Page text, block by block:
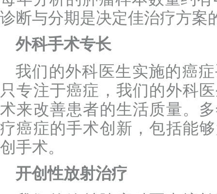
诊断与分期是决定佳治疗方案
外科手术专长
我们的外科医生实施的癌
只专注于癌症，我们的外科
术来改善患者的生活质量。
疗癌症的手术创新，包括能
创手术。
开创性放射治疗